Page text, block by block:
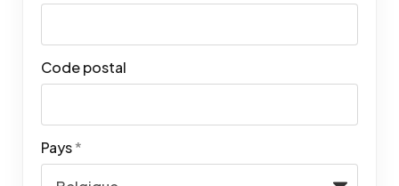
Code postal
Pays*